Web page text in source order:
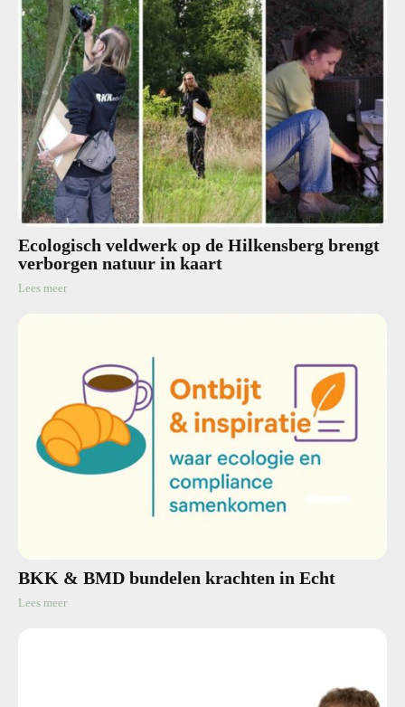
Ecologisch veldwerk op de Hilkensberg brengt
verborgen natuur in kaart
Lees meer
BKK & BMD bundelen krachten in Echt
Lees meer